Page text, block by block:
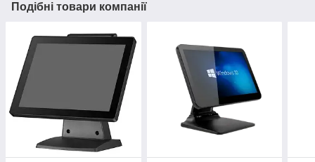
Подібні товари компанії